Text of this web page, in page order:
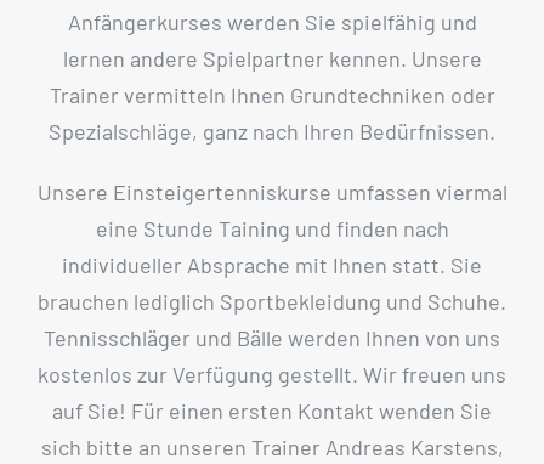
Anfängerkurses werden Sie spielfähig und
lernen andere Spielpartner kennen. Unsere
Trainer vermitteln Ihnen Grundtechniken oder
Spezialschläge, ganz nach Ihren Bedürfnissen.
Unsere Einsteigertenniskurse umfassen viermal
eine Stunde Taining und finden nach
individueller Absprache mit Ihnen statt. Sie
brauchen lediglich Sportbekleidung und Schuhe.
Tennisschläger und Bälle werden Ihnen von uns
kostenlos zur Verfügung gestellt. Wir freuen uns
auf Sie! Für einen ersten Kontakt wenden Sie
sich bitte an unseren Trainer Andreas Karstens,